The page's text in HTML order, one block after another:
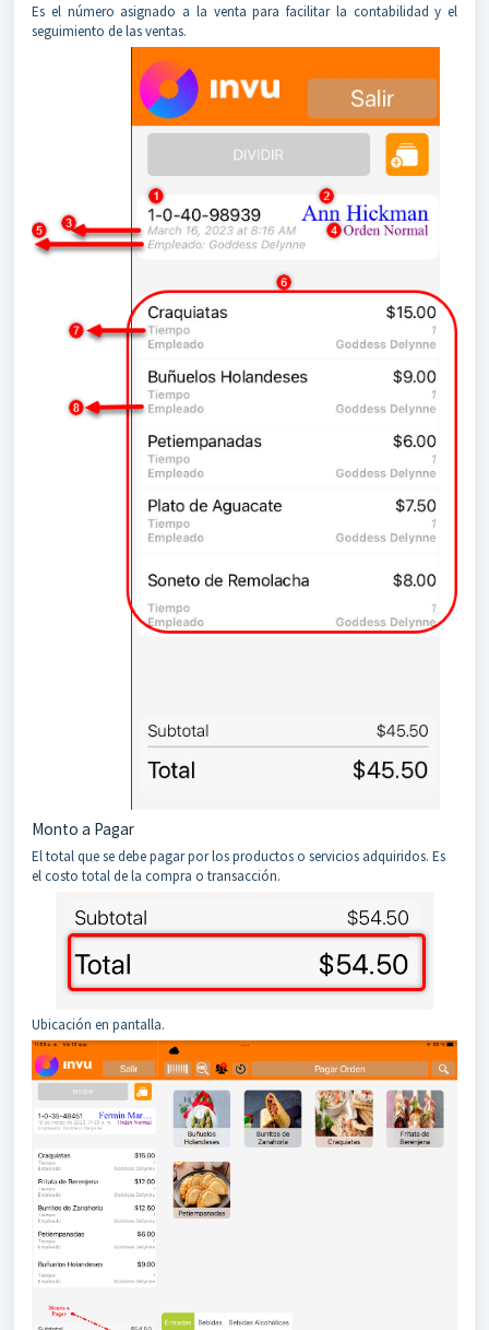
Es el número asignado a la venta para facilitar la contabilidad y el
seguimiento de las ventas.
Monto a Pagar
El total que se debe pagar por los productos o servicios adquiridos. Es
el costo total de la compra o transacción.
Ubicación en pantalla.